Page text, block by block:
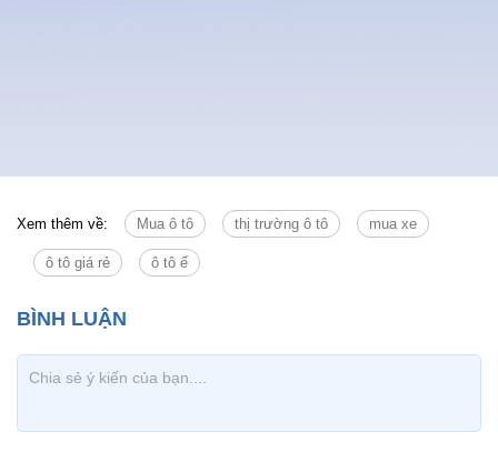
Xem thêm về: Mua ô tô thị trường ô tô mua xe
ô tô giá rẻ ô tô ế